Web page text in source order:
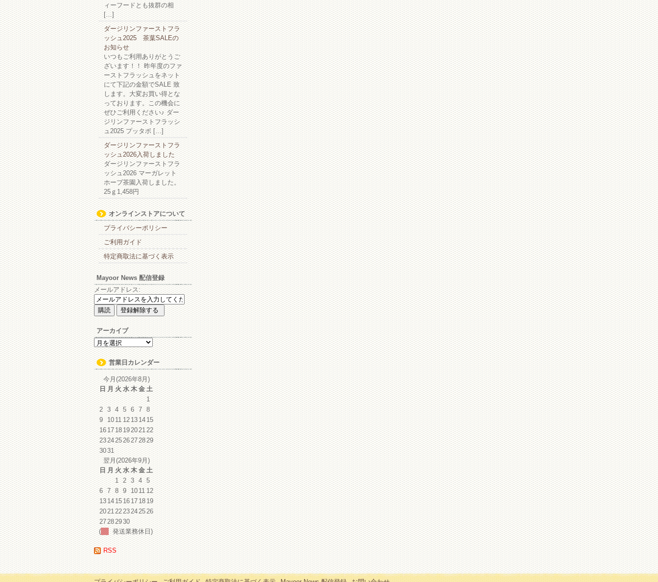
ィーフードとも抜群の相
[…]
ダージリンファーストフラ
ッシュ2025 茶葉SALEの
お知らせ
いつもご利用ありがとうご
ざいます！！ 昨年度のファ
ーストフラッシュをネット
にて下記の金額でSALE 致
します。大変お買い得とな
っております。この機会に
ぜひご利用ください♪ ダー
ジリンファーストフラッシ
ュ2025 プッタボ […]
ダージリンファーストフラ
ッシュ2026入荷しました
ダージリンファーストフラ
ッシュ2026 マーガレット
ホープ茶園入荷しました。
25ｇ1,458円
オンラインストアについて
プライバシーポリシー
ご利用ガイド
特定商取法に基づく表示
Mayoor News 配信登録
メールアドレス:
アーカイブ
ア
ー
カ
イ
ブ
営業日カレンダー
今月(2026年8月)
日 月 火 水 木 金 土
1
2 3 4 5 6 7 8
9
10 11 12 13 14 15
16 17 18 19202122
23242526272829
3031
翌月(2026年9月)
日 月 火 水 木 金 土
1 2 3 4 5
6 7 8 9 10 11 12
13 14 15 16 17 18 19
20212223242526
27282930
(
発送業務休日)
RSS